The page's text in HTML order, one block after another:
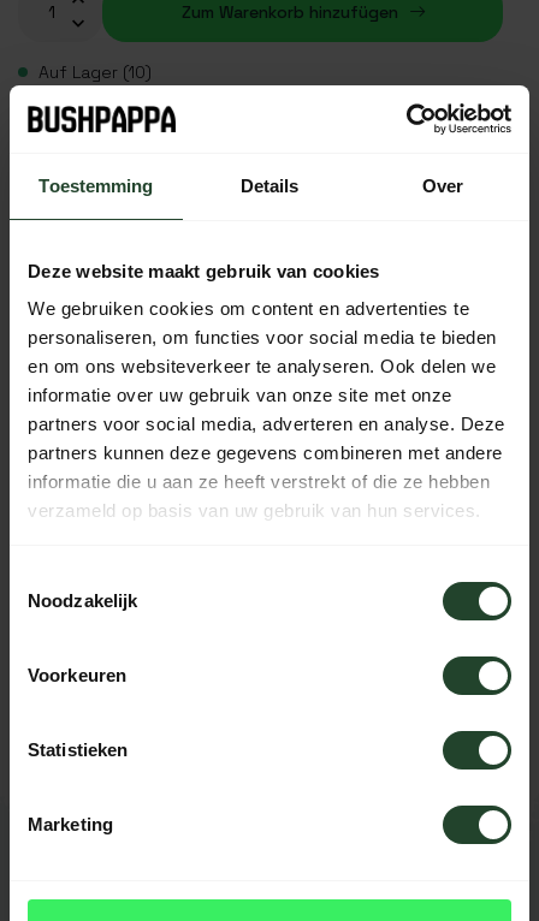
Toestemming Details Over
Deze website maakt gebruik van cookies
We gebruiken cookies om content en advertenties te
personaliseren, om functies voor social media te bieden
en om ons websiteverkeer te analyseren. Ook delen we
informatie over uw gebruik van onze site met onze
partners voor social media, adverteren en analyse. Deze
partners kunnen deze gegevens combineren met andere
informatie die u aan ze heeft verstrekt of die ze hebben
verzameld op basis van uw gebruik van hun services.
Noodzakelijk
Voorkeuren
Statistieken
Marketing
Zum Warenkorb hinzufügen
Auf Lager (10)
Kostenloser Versand ab 90 € (NL, BE & DE)
14 Tage Bedenkzeit mit no-nonsense Rückgaberecht
selben Tag versandt.
Jeden Tag von 10:00 bis 20:00 Uhr per Chat, Telefon oder
E-Mail erreichbar.
PRODUKTBESCHREIBUNG
Kontaktieren Sie uns, unsere Kollegen